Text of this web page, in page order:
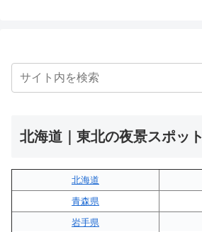
北海道｜東北の夜景スポット
北海道
青森県
岩手県